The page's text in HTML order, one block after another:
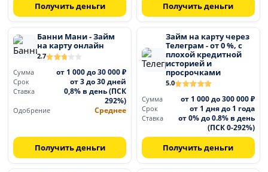
Получить деньги Получить деньги
Банни Мани - Займ
на карту онлайн
2.7
Сумма
от 1 000 до 30 000 ₽
Срок от 3 до 30 дней
Ставка
0,8% в день (ПСК
292%)
Одобрение Среднее
Получить деньги
Займ на карту через
Телеграм - от 0 %, с
плохой кредитной
историей и
просрочками
5.0
Сумма
от 1 000 до 300 000 ₽
Срок от 1 дня до 1 года
Ставка
от 0% до 0.8% в день
(ПСК 0-292%)
Получить деньги